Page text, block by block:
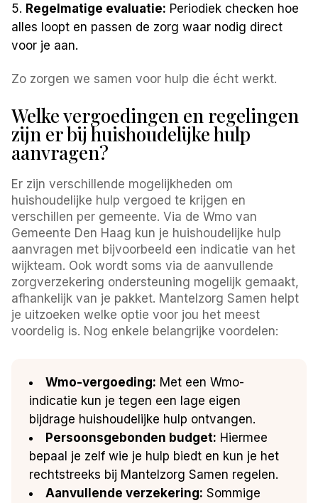
Regelmatige evaluatie: Periodiek checken hoe
alles loopt en passen de zorg waar nodig direct
voor je aan.
Zo zorgen we samen voor hulp die écht werkt.
Welke vergoedingen en regelingen
zijn er bij huishoudelijke hulp
aanvragen?
Er zijn verschillende mogelijkheden om
huishoudelijke hulp vergoed te krijgen en
verschillen per gemeente. Via de Wmo van
Gemeente Den Haag kun je huishoudelijke hulp
aanvragen met bijvoorbeeld een indicatie van het
wijkteam. Ook wordt soms via de aanvullende
zorgverzekering ondersteuning mogelijk gemaakt,
afhankelijk van je pakket. Mantelzorg Samen helpt
je uitzoeken welke optie voor jou het meest
voordelig is. Nog enkele belangrijke voordelen:
Wmo-vergoeding: Met een Wmo-
indicatie kun je tegen een lage eigen
bijdrage huishoudelijke hulp ontvangen.
Persoonsgebonden budget: Hiermee
bepaal je zelf wie je hulp biedt en kun je het
rechtstreeks bij Mantelzorg Samen regelen.
Aanvullende verzekering: Sommige